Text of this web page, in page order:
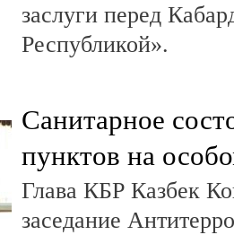
заслуги перед
Республикой».
Санитарное
пунктов на
Глава КБР Казбек
заседание